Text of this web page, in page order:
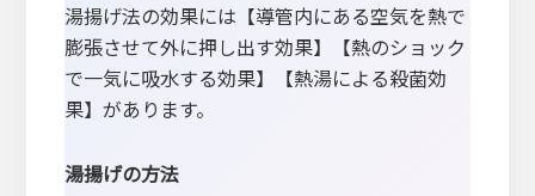
湯揚げ法の効果には【導管内にある空気を熱で
膨張させて外に押し出す効果】【熱のショック
で一気に吸水する効果】【熱湯による殺菌効
果】があります。
湯揚げの方法